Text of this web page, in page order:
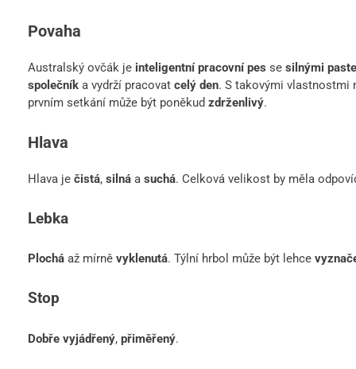
Povaha
Australský ovčák je inteligentní pracovní pes se silnými
společník a vydrží pracovat celý den. S takovými vlastnostmi
prvním setkání může být poněkud zdrženlivý.
Hlava
Hlava je čistá, silná a suchá. Celková velikost by měla
Lebka
Plochá až mírně vyklenutá. Týlní hrbol může být lehce
Stop
Dobře vyjádřený, přiměřený.